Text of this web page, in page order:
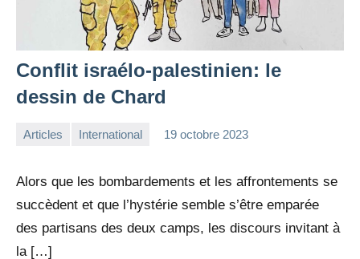
Conflit israélo-palestinien: le
dessin de Chard
Articles International 19 octobre 2023
Alors que les bombardements et les affrontements se
succèdent et que l’hystérie semble s’être emparée
des partisans des deux camps, les discours invitant à
la […]